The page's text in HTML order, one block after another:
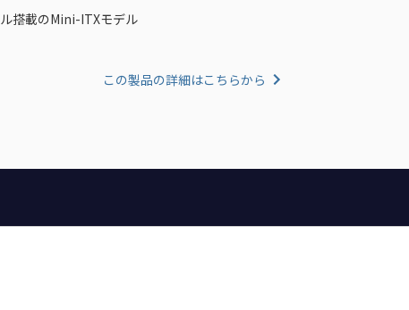
搭載のMini-ITXモデル
この製品の詳細はこちらから